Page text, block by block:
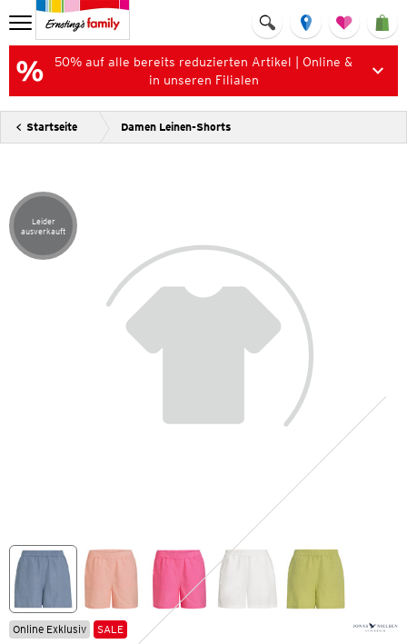
50% auf alle bereits reduzierten Artikel | Online &
in unseren Filialen
Startseite Damen Leinen-Shorts
Artikel leider ausverkauft
Leider
ausverkauft
Online Exklusiv SALE